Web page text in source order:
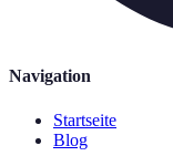
Navigation
Startseite
Blog